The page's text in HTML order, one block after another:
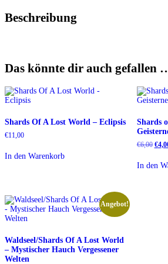
Beschreibung
Das könnte dir auch gefallen
Shards Of A Lost World – Eclipsis
€11,00
In den Warenkorb
Shards
€6,00
war:
€
In den
Angebot!
Waldseel/Shards Of A Lost World
– Mystischer Hauch Vergessener
Welten